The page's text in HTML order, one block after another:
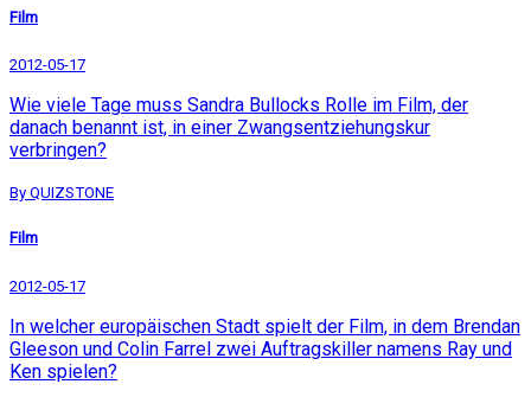
Film
2012-05-17
Wie viele Tage muss Sandra Bullocks Rolle im Film, der
danach benannt ist, in einer Zwangsentziehungskur
verbringen?
By QUIZSTONE
Film
2012-05-17
In welcher europäischen Stadt spielt der Film, in dem Brendan
Gleeson und Colin Farrel zwei Auftragskiller namens Ray und
Ken spielen?